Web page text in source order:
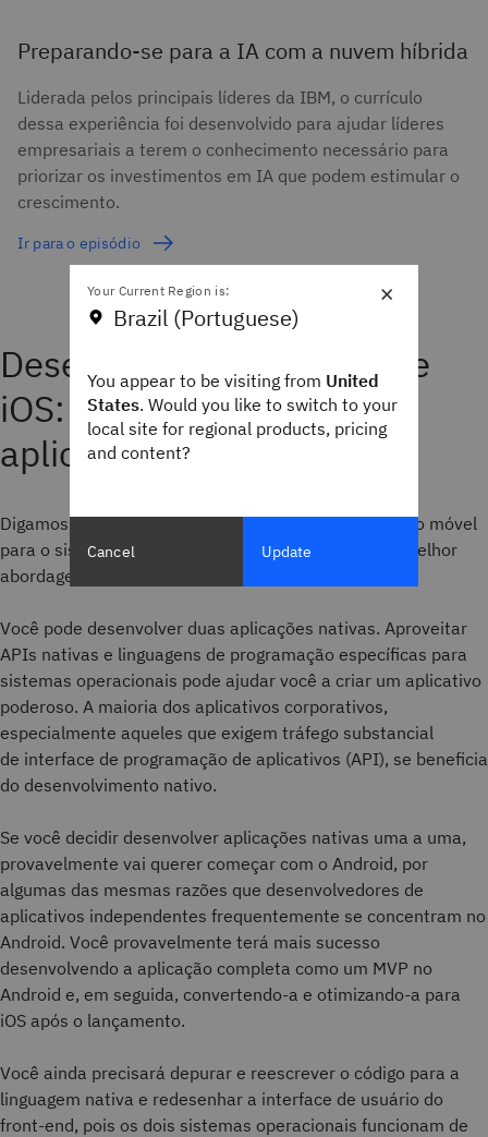
Preparando-se para a IA com a nuvem híbrida
Liderada pelos principais líderes da IBM, o currículo
dessa experiência foi desenvolvido para ajudar líderes
empresariais a terem o conhecimento necessário para
priorizar os investimentos em IA que podem estimular o
crescimento.
Ir para o episódio
Desenvolva para Android e
iOS: aplicativos nativos ou
aplicativos híbridos?
Digamos que você precisa desenvolver uma aplicação móvel
para o sistema operacional Android e iOS. Qual é a melhor
abordagem de desenvolvimento de software?
Você pode desenvolver duas aplicações nativas. Aproveitar
APIs nativas e linguagens de programação específicas para
sistemas operacionais pode ajudar você a criar um aplicativo
poderoso. A maioria dos aplicativos corporativos,
especialmente aqueles que exigem tráfego substancial
de interface de programação de aplicativos (API), se beneficia
do desenvolvimento nativo.
Se você decidir desenvolver aplicações nativas uma a uma,
provavelmente vai querer começar com o Android, por
algumas das mesmas razões que desenvolvedores de
aplicativos independentes frequentemente se concentram no
Android. Você provavelmente terá mais sucesso
desenvolvendo a aplicação completa como um MVP no
Android e, em seguida, convertendo-a e otimizando-a para
iOS após o lançamento.
Você ainda precisará depurar e reescrever o código para a
linguagem nativa e redesenhar a interface de usuário do
front-end, pois os dois sistemas operacionais funcionam de
×
Your Current Region is:
Brazil (Portuguese)
You appear to be visiting from United
States. Would you like to switch to your
local site for regional products, pricing
and content?
Cancel Update